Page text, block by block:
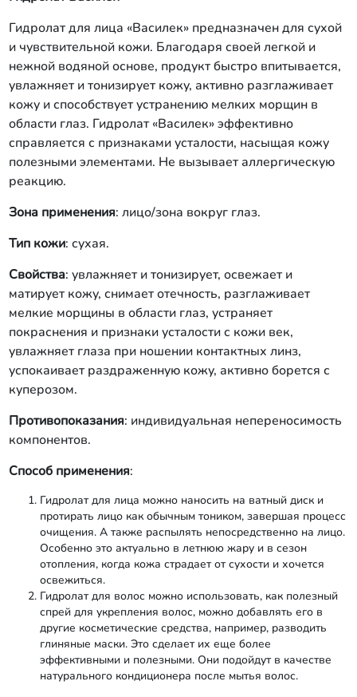
Гидролат для лица «Василек» предназначен для сухой
и чувствительной кожи. Благодаря своей легкой и
нежной водяной основе, продукт быстро впитывается,
увлажняет и тонизирует кожу, активно разглаживает
кожу и способствует устранению мелких морщин в
области глаз. Гидролат «Василек» эффективно
справляется с признаками усталости, насыщая кожу
полезными элементами. Не вызывает аллергическую
реакцию.
Зона применения: лицо/зона вокруг глаз.
Тип кожи: сухая.
Свойства: увлажняет и тонизирует, освежает и
матирует кожу, снимает отечность, разглаживает
мелкие морщины в области глаз, устраняет
покраснения и признаки усталости с кожи век,
увлажняет глаза при ношении контактных линз,
успокаивает раздраженную кожу, активно борется с
куперозом.
Противопоказания: индивидуальная непереносимость
компонентов.
Способ применения:
Гидролат для лица можно наносить на ватный диск и
протирать лицо как обычным тоником, завершая процесс
очищения. А также распылять непосредственно на лицо.
Особенно это актуально в летнюю жару и в сезон
отопления, когда кожа страдает от сухости и хочется
освежиться.
Гидролат для волос можно использовать, как полезный
спрей для укрепления волос, можно добавлять его в
другие косметические средства, например, разводить
глиняные маски. Это сделает их еще более
эффективными и полезными. Они подойдут в качестве
натурального кондиционера после мытья волос.